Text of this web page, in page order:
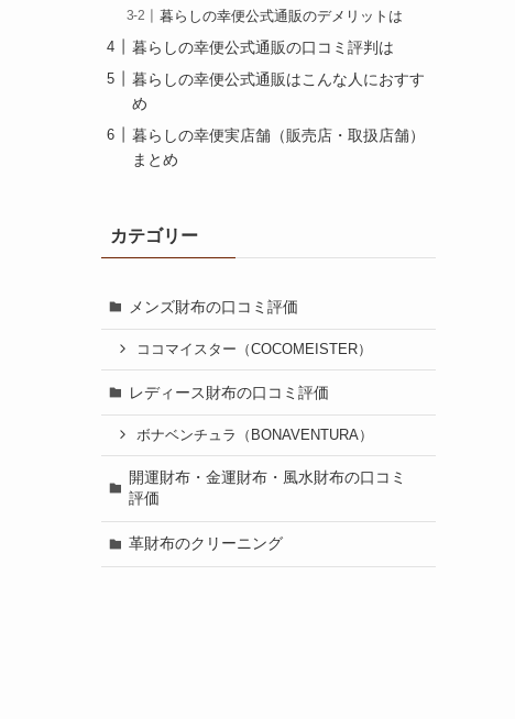
暮らしの幸便公式通販のデメリットは
暮らしの幸便公式通販の口コミ評判は
暮らしの幸便公式通販はこんな人におすす
め
暮らしの幸便実店舗（販売店・取扱店舗）
まとめ
カテゴリー
メンズ財布の口コミ評価
ココマイスター（COCOMEISTER）
レディース財布の口コミ評価
ボナベンチュラ（BONAVENTURA）
開運財布・金運財布・風水財布の口コミ
評価
革財布のクリーニング